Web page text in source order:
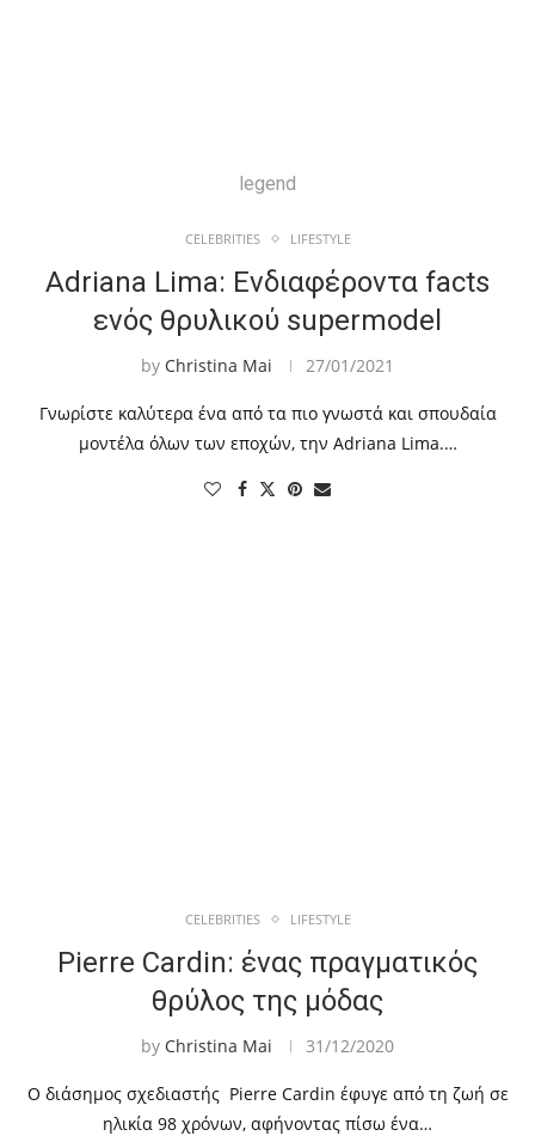
legend
CELEBRITIES LIFESTYLE
Adriana Lima: Ενδιαφέροντα facts
ενός θρυλικού supermodel
by Christina Mai 27/01/2021
Γνωρίστε καλύτερα ένα από τα πιο γνωστά και σπουδαία
μοντέλα όλων των εποχών, την Adriana Lima.…
CELEBRITIES LIFESTYLE
Pierre Cardin: ένας πραγματικός
θρύλος της μόδας
by Christina Mai 31/12/2020
Ο διάσημος σχεδιαστής Pierre Cardin έφυγε από τη ζωή σε
ηλικία 98 χρόνων, αφήνοντας πίσω ένα…